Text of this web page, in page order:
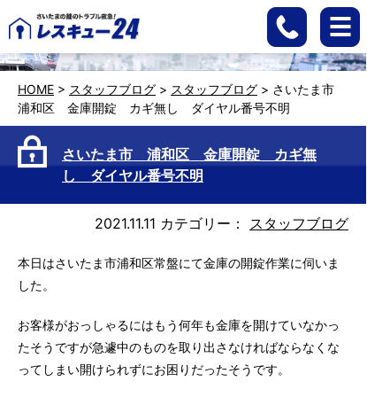
HOME > スタッフブログ > スタッフブログ > さいたま市
浦和区 金庫開錠 カギ無し ダイヤル番号不明
さいたま市 浦和区 金庫開錠 カギ無
し ダイヤル番号不明
2021.11.11 カテゴリー： スタッフブログ
本日はさいたま市浦和区常盤にて金庫の開錠作業に伺いま
した。
お客様がおっしゃるにはもう何年も金庫を開けていなかっ
たそうですが急遽中のものを取り出さなければならなくな
ってしまい開けられずにお困りだったそうです。